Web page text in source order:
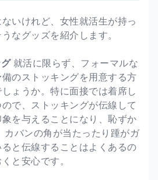
いけれど、女性就活生が持っ
なグッズを紹介します。
就活に限らず、フォーマルな
のストッキングを用意する方
ょうか。特に面接では着席し
で、ストッキングが伝線して
を与えることになり、恥ずか
カバンの角が当たったり踵がガ
と伝線することはよくあるの
と安心です。